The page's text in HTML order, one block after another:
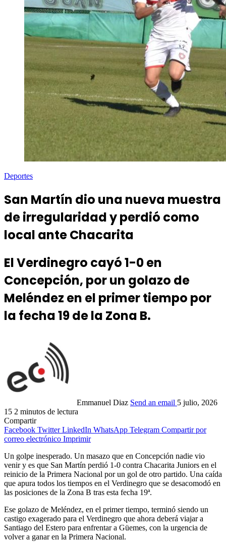
Deportes
San Martín dio una nueva muestra
de irregularidad y perdió como
local ante Chacarita
El Verdinegro cayó 1-0 en
Concepción, por un golazo de
Meléndez en el primer tiempo por
la fecha 19 de la Zona B.
Emmanuel Diaz Send an email 5 julio, 2026
15 2 minutos de lectura
Compartir
Facebook Twitter LinkedIn WhatsApp Telegram Compartir por
correo electrónico Imprimir
Un golpe inesperado. Un masazo que en Concepción nadie vio
venir y es que San Martín perdió 1-0 contra Chacarita Juniors en el
reinicio de la Primera Nacional por un gol de otro partido. Una caída
que apura todos los tiempos en el Verdinegro que se desacomodó en
las posiciones de la Zona B tras esta fecha 19ª.
Ese golazo de Meléndez, en el primer tiempo, terminó siendo un
castigo exagerado para el Verdinegro que ahora deberá viajar a
Santiago del Estero para enfrentar a Güemes, con la urgencia de
volver a ganar en la Primera Nacional.